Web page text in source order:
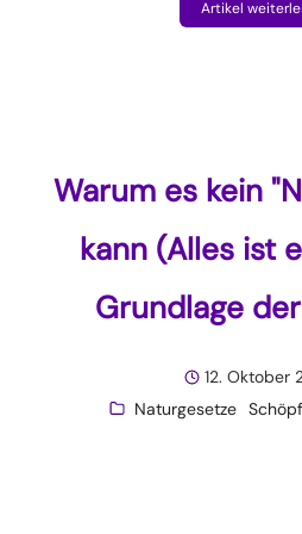
Artikel
Warum es kein
kann (Alles ist
Grundlage
12. Oktober
Naturgesetze